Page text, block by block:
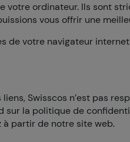
votre ordinateur. Ils sont
vous offrir une
de votre navigateur
Swisscos n’est pas
sur la politique de
partir de notre site web.